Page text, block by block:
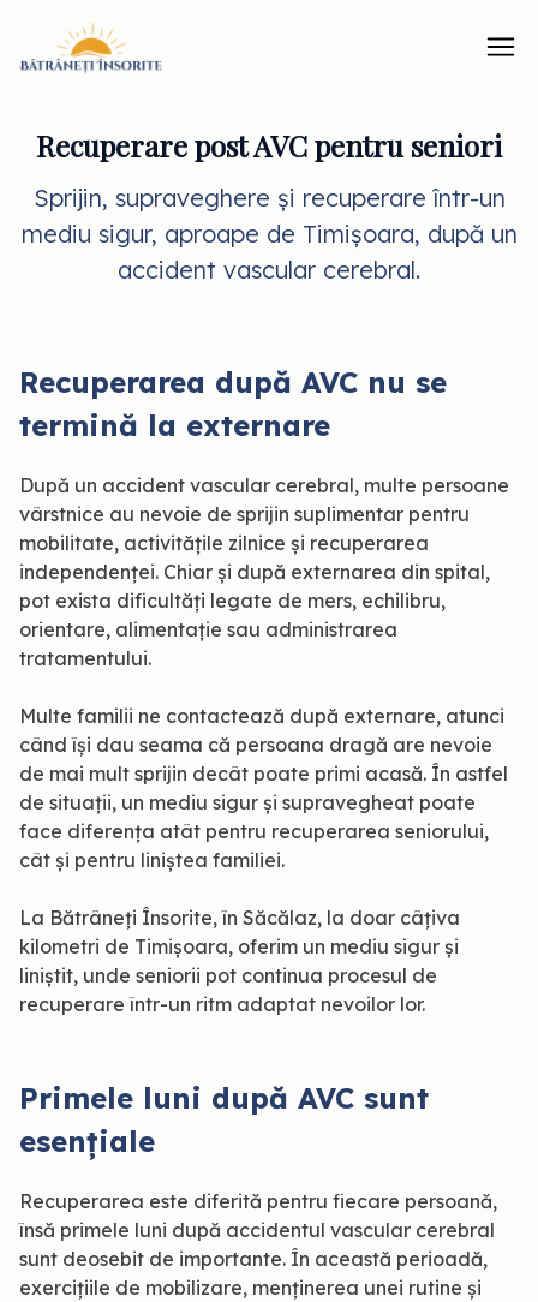
content
Recuperare post AVC pentru seniori
Sprijin, supraveghere și recuperare într-un
mediu sigur, aproape de Timișoara, după un
accident vascular cerebral.
Recuperarea după AVC nu se
termină la externare
După un accident vascular cerebral, multe persoane
vârstnice au nevoie de sprijin suplimentar pentru
mobilitate, activitățile zilnice și recuperarea
independenței. Chiar și după externarea din spital,
pot exista dificultăți legate de mers, echilibru,
orientare, alimentație sau administrarea
tratamentului.
Multe familii ne contactează după externare, atunci
când își dau seama că persoana dragă are nevoie
de mai mult sprijin decât poate primi acasă. În astfel
de situații, un mediu sigur și supravegheat poate
face diferența atât pentru recuperarea seniorului,
cât și pentru liniștea familiei.
La Bătrâneți Însorite, în Săcălaz, la doar câțiva
kilometri de Timișoara, oferim un mediu sigur și
liniștit, unde seniorii pot continua procesul de
recuperare într-un ritm adaptat nevoilor lor.
Primele luni după AVC sunt
esențiale
Recuperarea este diferită pentru fiecare persoană,
însă primele luni după accidentul vascular cerebral
sunt deosebit de importante. În această perioadă,
exercițiile de mobilizare, menținerea unei rutine și